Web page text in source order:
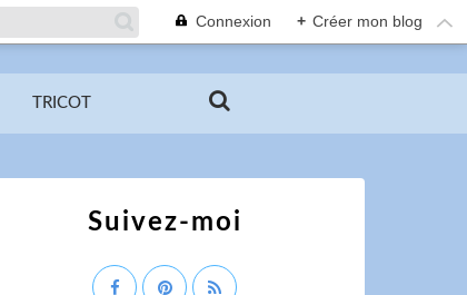
Connexion + Créer mon blog
TRICOT
Suivez-moi